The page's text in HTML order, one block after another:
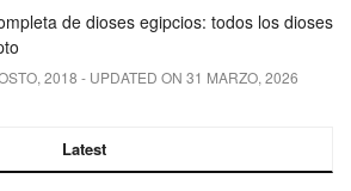
de dioses egipcios: todos los dioses
2018 - UPDATED ON 31 MARZO, 2026
Latest